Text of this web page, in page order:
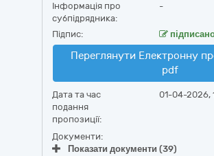
Інформація про
субпідрядника:
-
Підпис:
Переглянути Електронну
pdf
Дата та час
подання
пропозиції:
01-04-2026,
Документи:
Показати документи (39)